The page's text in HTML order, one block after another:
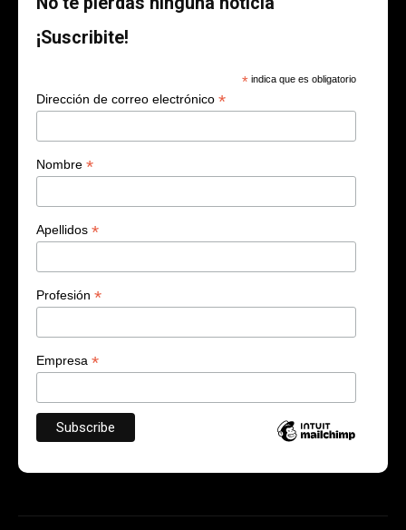
¡Suscribite!
* indica que es obligatorio
Dirección de correo electrónico *
Nombre *
Apellidos *
Profesión *
Empresa *